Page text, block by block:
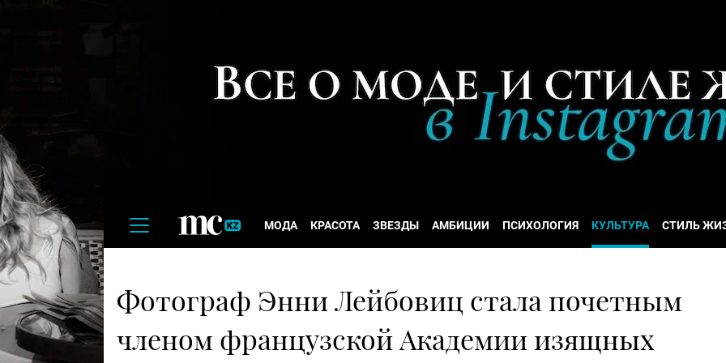
МОДА КРАСОТА ЗВЕЗДЫ АМБИЦИИ ПСИХОЛОГИЯ КУЛЬТУРА СТИЛЬ
Фотограф Энни Лейбовиц стала почетным
членом французской Академии изящных